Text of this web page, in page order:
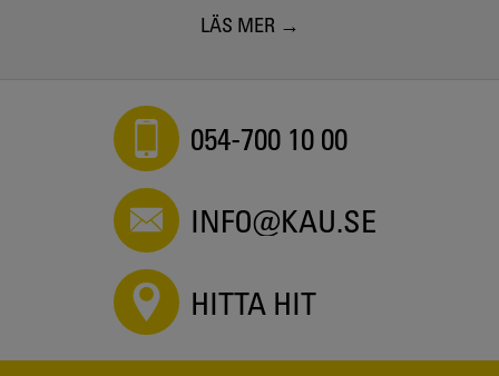
LÄS MER
054-700 10 00
INFO@KAU.SE
HITTA HIT